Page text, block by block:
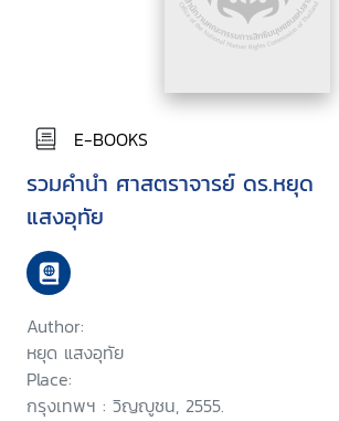
E-BOOKS
รวมคำนำ ศาสตราจารย์ ดร.หยุด
แสงอุทัย
Author:
หยุด แสงอุทัย
Place:
กรุงเทพฯ : วิญญูชน, 2555.